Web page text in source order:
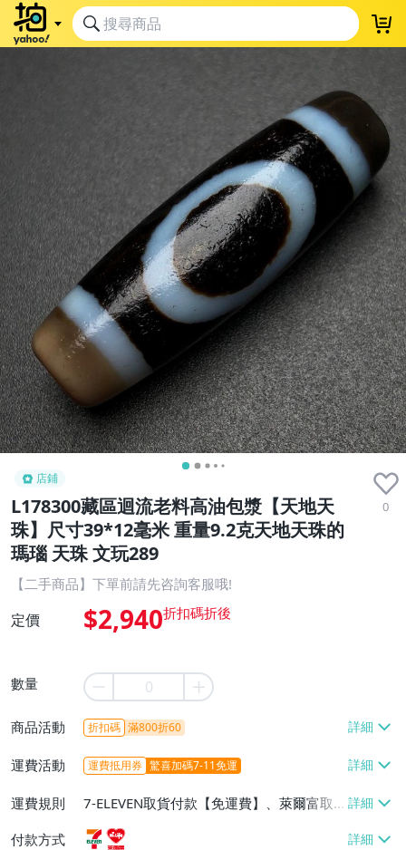
店鋪
L178300藏區迴流老料高油包漿【天地天
珠】尺寸39*12毫米 重量9.2克‌天地天珠的
瑪瑙 天珠 文玩289
0
【二手商品】下單前請先咨詢客服哦!
定價 $2,940
數量
商品活動 折扣碼 滿800折60
運費活動 運費抵用券 驚喜加碼7-11免運
運費規則
7-ELEVEN取貨付款【免運費】、萊爾富取
貨付款【免運費】
付款方式